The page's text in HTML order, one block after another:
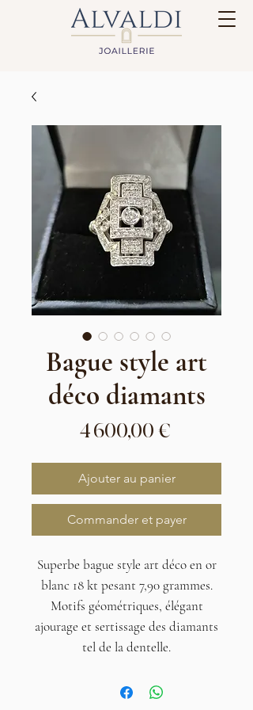
Bague style art
déco diamants
4 600,00 €Prix
Ajouter au panier
Commander et payer
Superbe bague style art déco en or
blanc 18 kt pesant 7,90 grammes.
Motifs géométriques, élégant
ajourage et sertissage des diamants
tel de la dentelle.
blanches et totalisent 0,15 carat